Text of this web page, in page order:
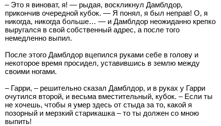
– Это я виноват, я! — рыдая, воскликнул Дамблдор,
прикончив очередной кубок. — Я понял, я был неправ! О, я
никогда, никогда больше… — и Дамблдор неожиданно крепко
выругался в свой собственный адрес, а после того
немедленно выпил.
После этого Дамблдор вцепился руками себе в голову и
некоторое время просидел, уставившись в землю между
своими ногами.
– Гарри, – решительно сказал Дамблдор, и в руках у Гарри
очутился второй, и весьма вместительный, кубок. – Если ты
не хочешь, чтобы я умер здесь от стыда за то, какой я
позорный и мерзкий старикашка – то ты должен со мною
выпить!